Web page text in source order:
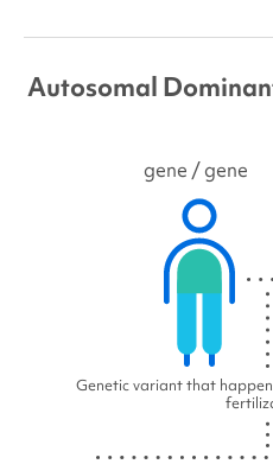
Autosomal
gene / gene
Genetic variant that